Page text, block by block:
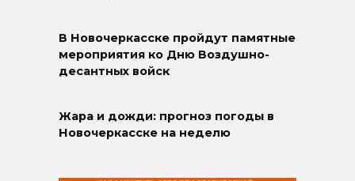
В Новочеркасске пройдут памятные
мероприятия ко Дню Воздушно-
десантных войск
Жара и дожди: прогноз погоды в
Новочеркасске на неделю